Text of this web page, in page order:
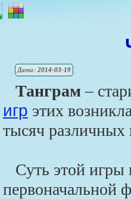
Дата:2014-03-19
Танграм–
игрэтих
тысяч
Суть этой игры
первоначальной